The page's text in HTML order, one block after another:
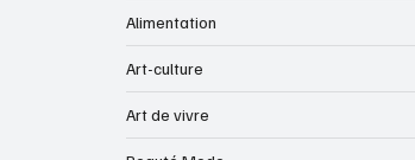
Alimentation
Art-culture
Art de vivre